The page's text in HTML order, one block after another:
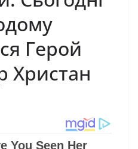
Герой
Христан